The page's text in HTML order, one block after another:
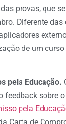
provas, que
Diferente das
de um
pela Educação.
feedback sobre
pela
Carta de